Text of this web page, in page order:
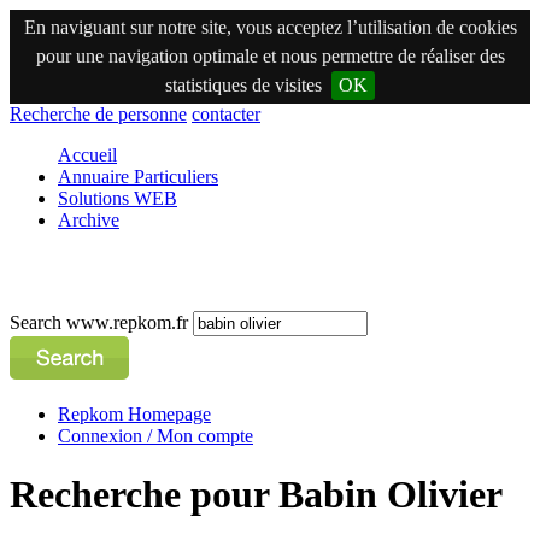
En naviguant sur notre site, vous acceptez l’utilisation de cookies
pour une navigation optimale et nous permettre de réaliser des
statistiques de visites
OK
Recherche de personne contacter
Accueil
Annuaire Particuliers
Solutions WEB
Archive
Search www.repkom.fr
Repkom Homepage
Connexion / Mon compte
Recherche pour Babin Olivier